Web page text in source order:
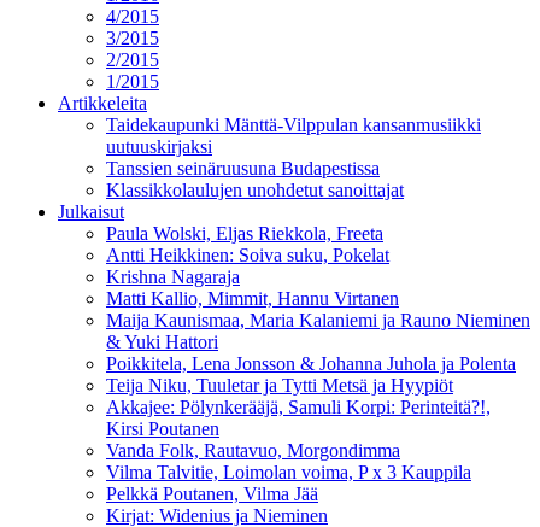
4/2015
3/2015
2/2015
1/2015
Artikkeleita
Taidekaupunki Mänttä-Vilppulan kansanmusiikki
uutuuskirjaksi
Tanssien seinäruusuna Budapestissa
Klassikkolaulujen unohdetut sanoittajat
Julkaisut
Paula Wolski, Eljas Riekkola, Freeta
Antti Heikkinen: Soiva suku, Pokelat
Krishna Nagaraja
Matti Kallio, Mimmit, Hannu Virtanen
Maija Kaunismaa, Maria Kalaniemi ja Rauno Nieminen
& Yuki Hattori
Poikkitela, Lena Jonsson & Johanna Juhola ja Polenta
Teija Niku, Tuuletar ja Tytti Metsä ja Hyypiöt
Akkajee: Pölynkerääjä, Samuli Korpi: Perinteitä?!,
Kirsi Poutanen
Vanda Folk, Rautavuo, Morgondimma
Vilma Talvitie, Loimolan voima, P x 3 Kauppila
Pelkkä Poutanen, Vilma Jää
Kirjat: Widenius ja Nieminen